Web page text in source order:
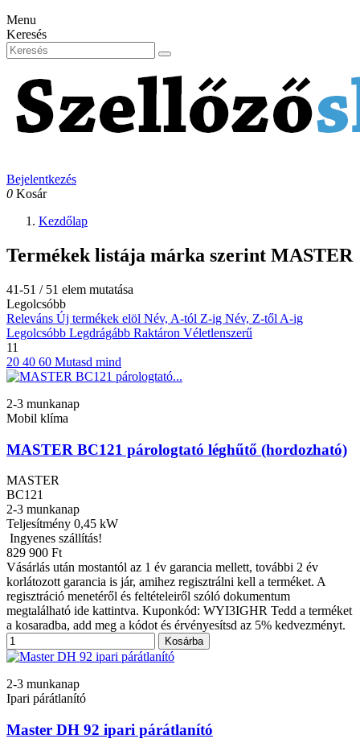
Menu
Keresés
Bejelentkezés
0 Kosár
Kezdőlap
Termékek listája márka szerint MASTER
41-51 / 51 elem mutatása
Legolcsóbb
Releváns Új termékek elöl Név, A-tól Z-ig Név, Z-től A-ig
Legolcsóbb Legdrágább Raktáron Véletlenszerű
11
20 40 60 Mutasd mind
2-3 munkanap
Mobil klíma
MASTER BC121 párologtató léghűtő (hordozható)
MASTER
BC121
2-3 munkanap
Teljesítmény 0,45 kW
Ingyenes szállítás!
829 900 Ft
Vásárlás után mostantól az 1 év garancia mellett, további 2 év
korlátozott garancia is jár, amihez regisztrálni kell a terméket. A
regisztráció menetéről és feltételeiről szóló dokumentum
megtalálható ide kattintva. Kuponkód: WYI3IGHR Tedd a terméket
a kosaradba, add meg a kódot és érvényesítsd az 5% kedvezményt.
Kosárba
2-3 munkanap
Ipari párátlanító
Master DH 92 ipari párátlanító